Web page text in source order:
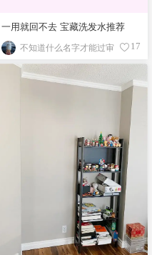
一用就回不去 宝藏洗发水推荐
不知道什么名字才能过审 17